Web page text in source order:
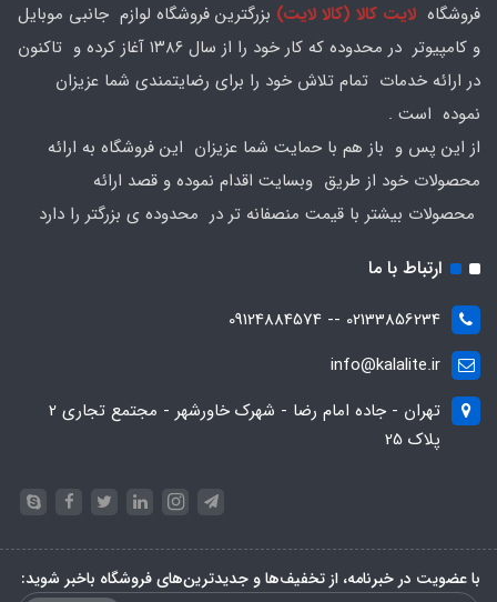
فروشگاه لایت کالا (کالا لایت) بزرگترین فروشگاه لوازم جانبی موبایل
و کامپیوتر در محدوده که کار خود را از سال ۱۳۸۶ آغاز کرده و تاکنون
در ارائه خدمات تمام تلاش خود را برای رضایتمندی شما عزیزان
نموده است .
از این پس و باز هم با حمایت شما عزیزان این فروشگاه به ارائه
محصولات خود از طریق وبسایت اقدام نموده و قصد ارائه
محصولات بیشتر با قیمت منصفانه تر در محدوده ی بزرگتر را دارد
ارتباط با ما
02133856234 -- 09124884574
info@kalalite.ir
تهران - جاده امام رضا - شهرک خاورشهر - مجتمع تجاری 2
پلاک 25
با عضویت در خبرنامه، از تخفیف‌ها و جدیدترین‌های فروشگاه باخبر شوید: